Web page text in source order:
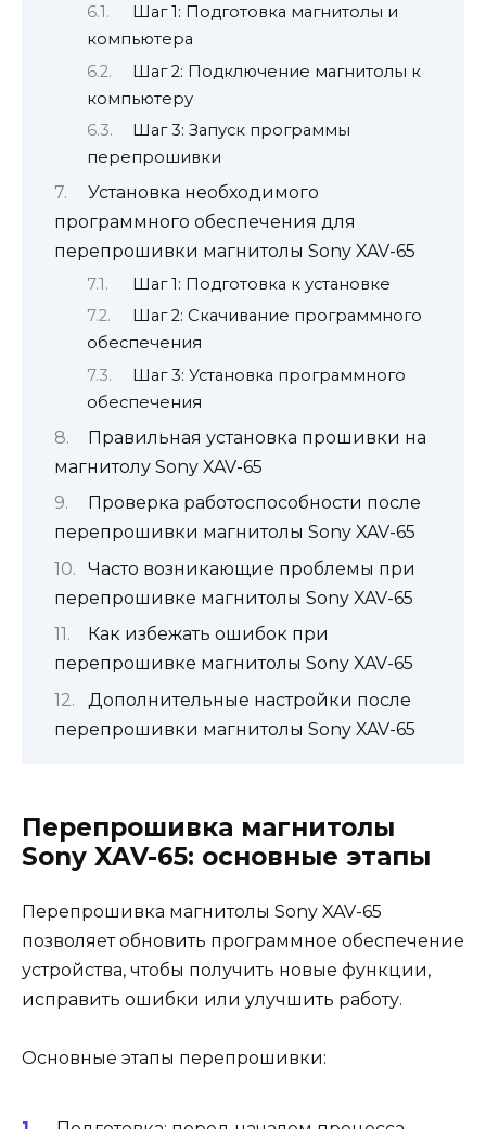
Шаг 1: Подготовка магнитолы и
компьютера
Шаг 2: Подключение магнитолы к
компьютеру
Шаг 3: Запуск программы
перепрошивки
Установка необходимого
программного обеспечения для
перепрошивки магнитолы Sony XAV-65
Шаг 1: Подготовка к установке
Шаг 2: Скачивание программного
обеспечения
Шаг 3: Установка программного
обеспечения
Правильная установка прошивки на
магнитолу Sony XAV-65
Проверка работоспособности после
перепрошивки магнитолы Sony XAV-65
Часто возникающие проблемы при
перепрошивке магнитолы Sony XAV-65
Как избежать ошибок при
перепрошивке магнитолы Sony XAV-65
Дополнительные настройки после
перепрошивки магнитолы Sony XAV-65
Перепрошивка магнитолы
Sony XAV-65: основные этапы
Перепрошивка магнитолы Sony XAV-65
позволяет обновить программное обеспечение
устройства, чтобы получить новые функции,
исправить ошибки или улучшить работу.
Основные этапы перепрошивки: